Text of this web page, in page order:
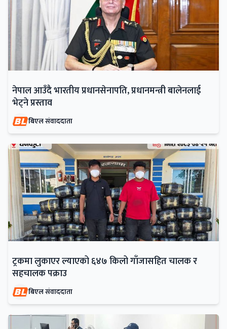
नेपाल आउँदै भारतीय प्रधानसेनापति, प्रधानमन्त्री बालेनलाई
भेट्ने प्रस्ताव
बिएल संवाददाता
ट्रकमा लुकाएर ल्याएको ६४७ किलो गाँजासहित चालक र
सहचालक पक्राउ
बिएल संवाददाता